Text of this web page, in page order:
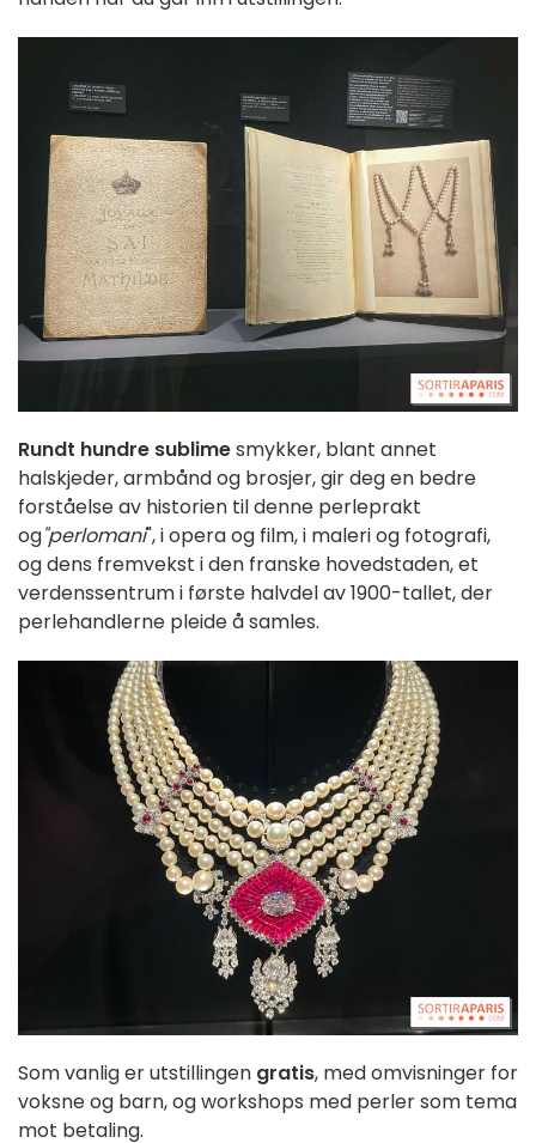
Rundt hundre sublimesmykker, blant annet
halskjeder, armbånd og brosjer, gir deg en bedre
forståelse av historien til denne perleprakt
og"perlomani", i opera og film, i maleri og fotografi,
og dens fremvekst i den franske hovedstaden, et
verdenssentrum i første halvdel av 1900-tallet, der
perlehandlerne pleide å samles.
Som vanlig er utstillingen gratis, med omvisninger for
voksne og barn, og workshops med perler som tema
mot betaling.